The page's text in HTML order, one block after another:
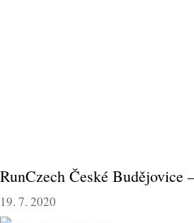
RunCzech České Budějovice
19. 7. 2020